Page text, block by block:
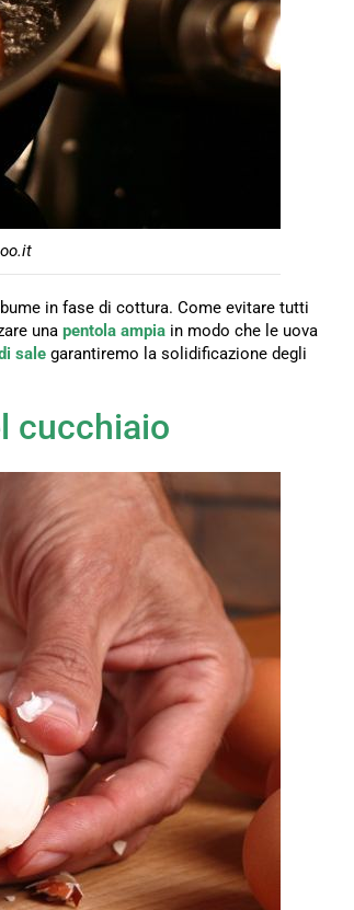
in fase di cottura. Come evitare tutti
una pentola ampia in modo che le uova
sale garantiremo la solidificazione degli
cucchiaio